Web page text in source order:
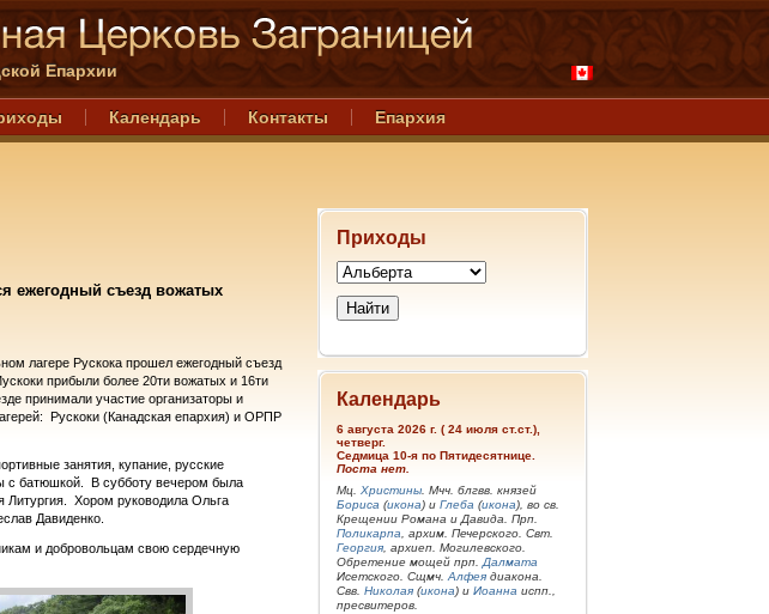
Епархии
Календарь Контакты Епархия
Приходы
Календарь
6 августа 2026 г. ( 24 июля ст.ст.),
четверг.
Седмица 10-я по Пятидесятнице.
Поста нет.
Мц. Христины . Мчч. блгвв. князей
Бориса (икона) и Глеба (икона), во св.
Крещении Романа и Давида. Прп.
Поликарпа , архим. Печерского. Свт.
Георгия , архиеп. Могилевского.
Обретение мощей прп. Далмата
Исетского. Сщмч. Алфея диакона.
Свв. Николая (икона) и Иоанна испп.,
пресвитеров.
ежегодный съезд вожатых
лагере Рускока прошел ежегодный съезд
прибыли более 20ти вожатых и 16ти
принимали участие организаторы и
Рускоки (Канадская епархия) и ОРПР
занятия, купание, русские
с батюшкой. В субботу вечером была
Литургия. Хором руководила Ольга
Давиденко.
и добровольцам свою сердечную